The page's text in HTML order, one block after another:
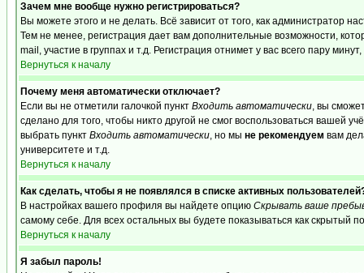
Зачем мне вообще нужно регистрироваться?
Вы можете этого и не делать. Всё зависит от того, как администратор
Тем не менее, регистрация дает вам дополнительные возможности,
mail, участие в группах и т.д. Регистрация отнимет у вас всего пару
Вернуться к началу
Почему меня автоматически отключает?
Если вы не отметили галочкой пункт Входить автоматически, вы
сделано для того, чтобы никто другой не смог воспользоваться вашей
выбрать пункт Входить автоматически, но мы не рекомендуем вам
университете и т.д.
Вернуться к началу
Как сделать, чтобы я не появлялся в списке активных
В настройках вашего профиля вы найдете опцию Скрывать ваше
самому себе. Для всех остальных вы будете показываться как скрытый
Вернуться к началу
Я забыл пароль!